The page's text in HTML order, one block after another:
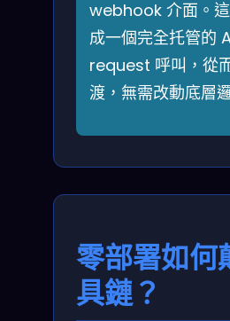
webhook 介面。
成一個完全托管的
request 呼叫，從
渡，無需改動底層
零部署如何
具鏈？